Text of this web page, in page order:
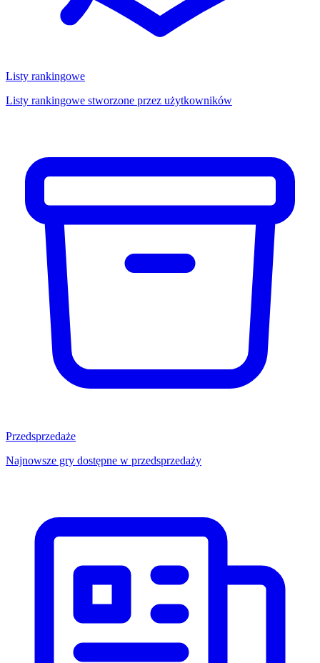
Listy rankingowe
Listy rankingowe stworzone przez użytkowników
Przedsprzedaże
Najnowsze gry dostępne w przedsprzedaży